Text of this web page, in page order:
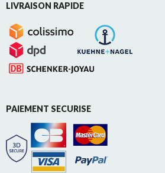
LIVRAISON RAPIDE
PAIEMENT SECURISE